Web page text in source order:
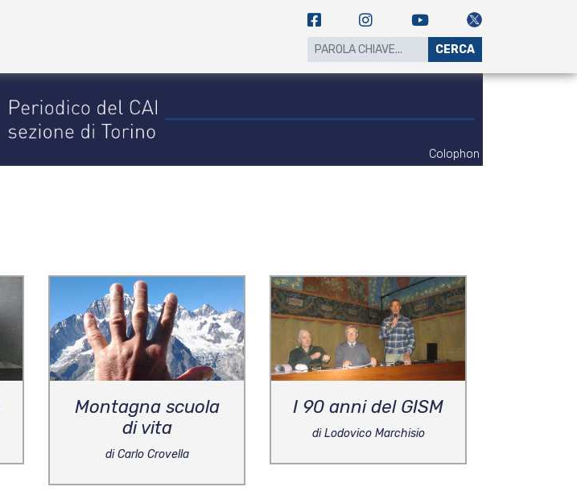
CERCA
Colophon
Montagna scuola
di vita
di Carlo Crovella
I 90 anni del GISM
di Lodovico Marchisio